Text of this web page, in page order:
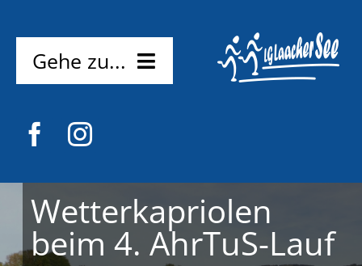
Inhalt
springenGehe zu...
Verein
Mitmachen
Wetterkapriolen
beim 4. AhrTuS-Lauf